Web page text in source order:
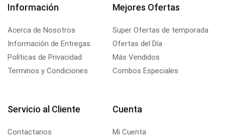
Información
Acerca de Nosotros
Información de Entregas
Políticas de Privacidad
Terminos y Condiciones
Mejores Ofertas
Super Ofertas de temporada
Ofertas del Día
Más Vendidos
Combos Especiales
Servicio al Cliente
Contactanos
Cuenta
Mi Cuenta